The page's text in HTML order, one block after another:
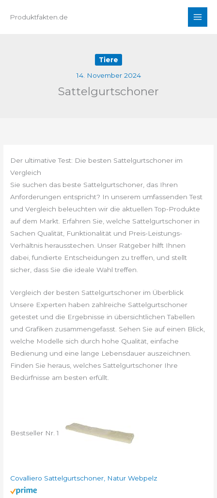
InhaltProduktfakten.de
Tiere
14. November 2024
Sattelgurtschoner
Der ultimative Test: Die besten Sattelgurtschoner im
Vergleich
Sie suchen das beste Sattelgurtschoner, das Ihren
Anforderungen entspricht? In unserem umfassenden Test
und Vergleich beleuchten wir die aktuellen Top-Produkte
auf dem Markt. Erfahren Sie, welche Sattelgurtschoner in
Sachen Qualität, Funktionalität und Preis-Leistungs-
Verhältnis herausstechen. Unser Ratgeber hilft Ihnen
dabei, fundierte Entscheidungen zu treffen, und stellt
sicher, dass Sie die ideale Wahl treffen.
Vergleich der besten Sattelgurtschoner im Überblick
Unsere Experten haben zahlreiche Sattelgurtschoner
getestet und die Ergebnisse in übersichtlichen Tabellen
und Grafiken zusammengefasst. Sehen Sie auf einen Blick,
welche Modelle sich durch hohe Qualität, einfache
Bedienung und eine lange Lebensdauer auszeichnen.
Finden Sie heraus, welches Sattelgurtschoner Ihre
Bedürfnisse am besten erfüllt.
Bestseller Nr. 1
Covalliero Sattelgurtschoner, Natur Webpelz